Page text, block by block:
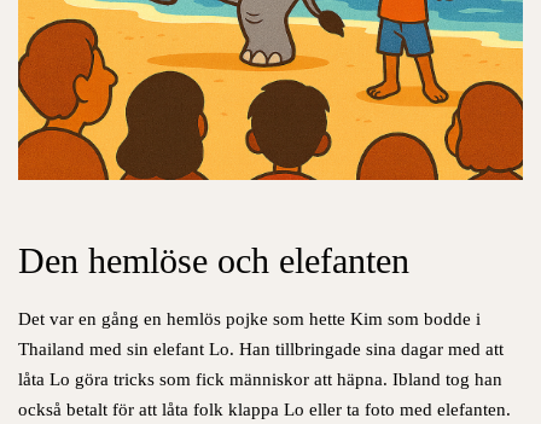
Den hemlöse och elefanten
Det var en gång en hemlös pojke som hette Kim som bodde i
Thailand med sin elefant Lo. Han tillbringade sina dagar med att
låta Lo göra tricks som fick människor att häpna. Ibland tog han
också betalt för att låta folk klappa Lo eller ta foto med elefanten.